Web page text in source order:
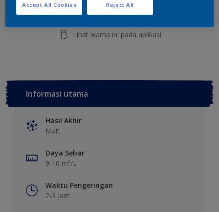
Tambahkan ke Ruang Kerja Temukan Toko
Lihat warna ini pada aplikasi
Informasi utama
Hasil Akhir
Matt
Daya Sebar
9-10 m²/L
Waktu Pengeringan
2-3 jam
Reject All
Accept All Cookies